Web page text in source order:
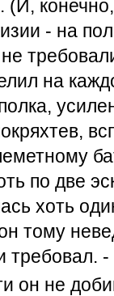
- на
на
по две
хоть
тому
требовал.
он не